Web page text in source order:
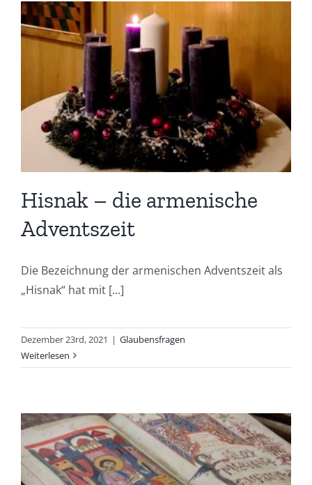
Hisnak – die armenische
Adventszeit
Die Bezeichnung der armenischen Adventszeit als
„Hisnak“ hat mit [...]
Dezember 23rd, 2021 | Glaubensfragen
Weiterlesen